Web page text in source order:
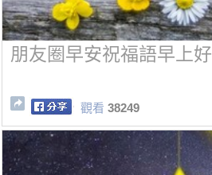
朋友圈早安祝福語早上
觀看 38249